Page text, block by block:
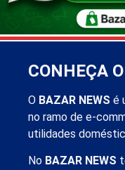
CONHEÇA
O BAZAR NEWS é
no ramo de e-
utilidades
No BAZAR NEWS